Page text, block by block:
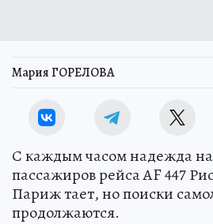
Мария ГОРЕЛОВА
С каждым часом надежда
пассажиров рейса AF 447
Париж тает, но поиски
продолжаются.